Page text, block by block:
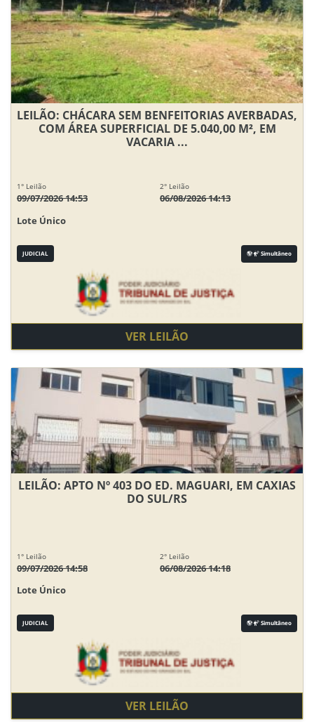
LEILÃO: CHÁCARA SEM BENFEITORIAS AVERBADAS,
COM ÁREA SUPERFICIAL DE 5.040,00 M², EM
VACARIA ...
1° Leilão
09/07/2026 14:53
2° Leilão
06/08/2026 14:13
Lote Único
JUDICIAL Simultâneo
VER LEILÃO
LEILÃO: APTO Nº 403 DO ED. MAGUARI, EM CAXIAS
DO SUL/RS
1° Leilão
09/07/2026 14:58
2° Leilão
06/08/2026 14:18
Lote Único
JUDICIAL Simultâneo
VER LEILÃO